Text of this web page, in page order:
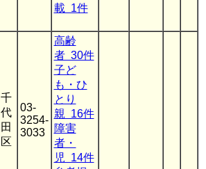
載 1件
千
代
田
区
03-
3254-
3033
高齢
者 30件
子ど
も・ひ
とり
親 16件
障害
者・
児 14件